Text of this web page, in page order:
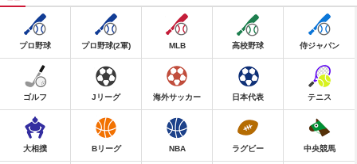
プロ野球 プロ野球(2軍) MLB 高校野球 侍ジャパン
ゴルフ Jリーグ 海外サッカー 日本代表 テニス
大相撲 Bリーグ NBA ラグビー 中央競馬